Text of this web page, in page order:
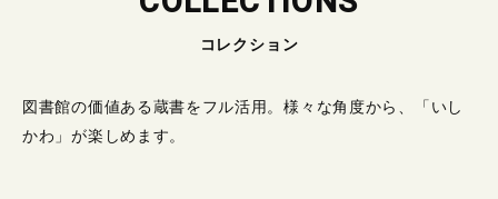
コレクション
図書館の価値ある蔵書をフル活用。様々な角度から、「いし
かわ」が楽しめます。